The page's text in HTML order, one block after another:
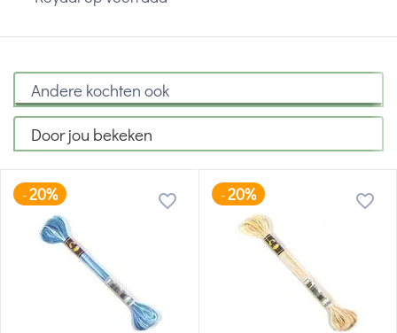
Andere kochten ook
Door jou bekeken
-20% -20%